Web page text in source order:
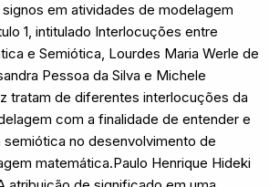
em atividades de modelagem
1, intitulado Interlocuções entre
e Semiótica, Lourdes Maria Werle de
Pessoa da Silva e Michele
tratam de diferentes interlocuções da
com a finalidade de entender e
no desenvolvimento de
matemática.Paulo Henrique Hideki